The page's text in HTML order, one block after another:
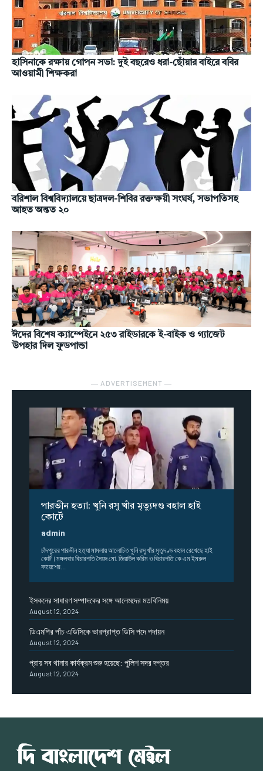
হাসিনাকে রক্ষায় গোপন সভা: দুই বছরেও ধরা-ছোঁয়ার বাইরে ববির
আওয়ামী শিক্ষকরা
বরিশাল বিশ্ববিদ্যালয়ে ছাত্রদল-শিবির রক্তক্ষয়ী সংঘর্ষ, সভাপতিসহ
আহত অন্তত ২০
ঈদের বিশেষ ক্যাম্পেইনে ২৫৩ রাইডারকে ই-বাইক ও গ্যাজেট
উপহার দিল ফুডপান্ডা
― ADVERTISEMENT ―
পারভীন হত্যা: খুনি রসু খাঁর মৃত্যুদণ্ড বহাল হাই
কোর্টে
admin
চাঁদপুরের পারভীন হত্যা মামলায় আলোচিত খুনি রসু খাঁর মৃতুদণ্ড বহাল রেখেছে হাই
কোর্ট।মঙ্গলবার বিচারপতি সৈয়দ মো. জিয়াউল করিম ও বিচারপতি কে এম ইমরুল
কায়েশের...
ইসকনের সাধারণ সম্পাদকের সঙ্গে আলেমদের মতবিনিময়
August 12, 2024
ডিএমপির পাঁচ এডিসিকে ভারপ্রাপ্ত ডিসি পদে পদায়ন
August 12, 2024
প্রায় সব থানার কার্যক্রম শুরু হয়েছে: পুলিশ সদর দপ্তর
August 12, 2024